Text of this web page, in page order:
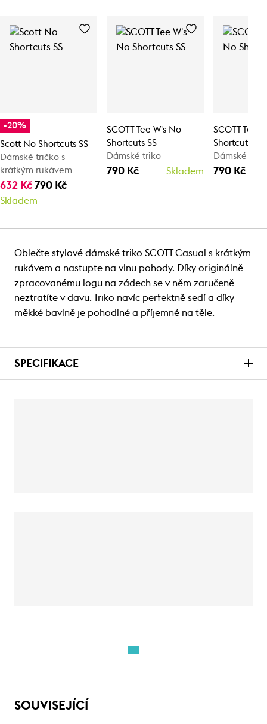
-20%
Scott No Shortcuts SS
Dámské tričko s
krátkým rukávem
632 Kč 790 Kč
Skladem
SCOTT Tee W's No
Shortcuts SS
Dámské triko
790 Kč Skladem
SCOTT Tee
Shortcuts SS
Dámské
790 Kč
Oblečte stylové dámské triko SCOTT Casual s krátkým
rukávem a nastupte na vlnu pohody. Díky originálně
zpracovanému logu na zádech se v něm zaručeně
neztratíte v davu. Triko navíc perfektně sedí a díky
měkké bavlně je pohodlné a příjemné na těle.
SPECIFIKACE
SOUVISEJÍCÍ